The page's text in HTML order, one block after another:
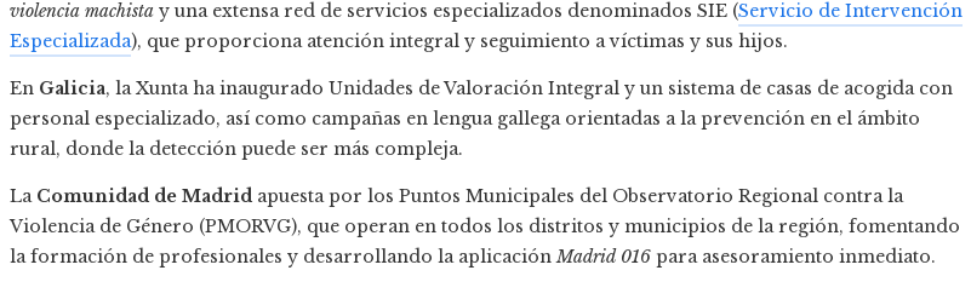
violencia machista y una extensa red de servicios especializados denominados SIE (Servicio de Intervención
Especializada), que proporciona atención integral y seguimiento a víctimas y sus hijos.
En Galicia, la Xunta ha inaugurado Unidades de Valoración Integral y un sistema de casas de acogida con
personal especializado, así como campañas en lengua gallega orientadas a la prevención en el ámbito
rural, donde la detección puede ser más compleja.
La Comunidad de Madrid apuesta por los Puntos Municipales del Observatorio Regional contra la
Violencia de Género (PMORVG), que operan en todos los distritos y municipios de la región, fomentando
la formación de profesionales y desarrollando la aplicaciónMadrid 016 para asesoramiento inmediato.